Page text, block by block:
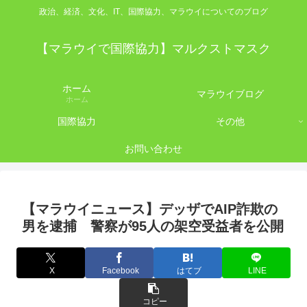
政治、経済、文化、IT、国際協力、マラウイについてのブログ
【マラウイで国際協力】マルクストマスク
ホーム
ホーム マラウイブログ
国際協力 その他
お問い合わせ
【マラウイニュース】デッザでAIP詐欺の
男を逮捕 警察が95人の架空受益者を公開
X Facebook はてブ LINE
コピー